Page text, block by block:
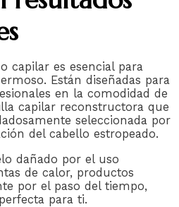
capilar es esencial para
Están diseñadas para
en la comodidad de
capilar reconstructora que
seleccionada por
del cabello estropeado.
dañado por el uso
de calor, productos
por el paso del tiempo,
para ti.